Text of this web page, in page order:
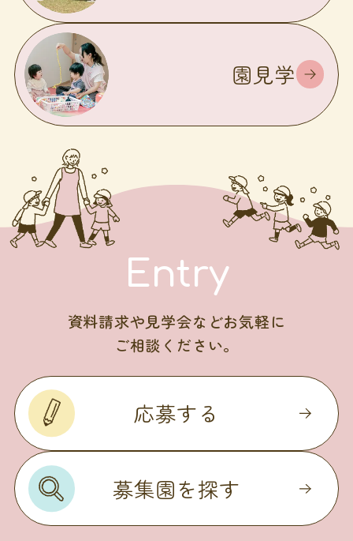
園見学
Entry
資料請求や見学会などお気軽に
ご相談ください。
応募する
募集園を探す